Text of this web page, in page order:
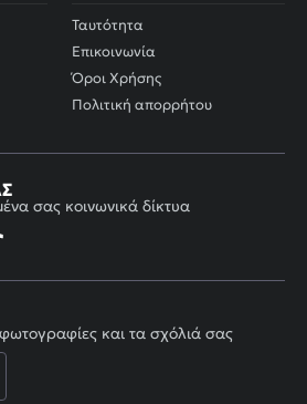
Ταυτότητα
Επικοινωνία
Όροι Χρήσης
Πολιτική απορρήτου
σας κοινωνικά δίκτυα
φωτογραφίες και τα σχόλιά σας